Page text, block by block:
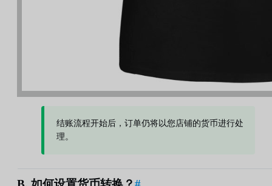
结账流程开始后，订单仍将以您店铺的货币进行处
理。